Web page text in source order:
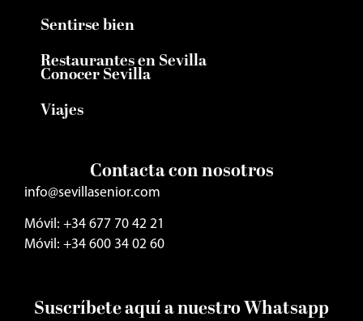
Sentirse bien
Restaurantes en Sevilla
Conocer Sevilla
Viajes
Contacta con nosotros
info@sevillasenior.com
Móvil: +34 677 70 42 21
Móvil: +34 600 34 02 60
Suscríbete aquí a nuestro Whatsapp